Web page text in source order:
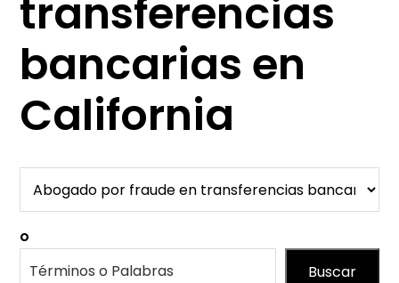
transferencias
bancarias en
California
o
Buscar